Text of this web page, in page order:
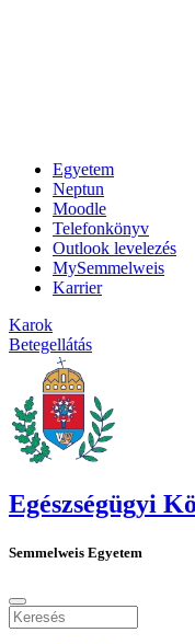
Egyetem
Neptun
Moodle
Telefonkönyv
Outlook levelezés
MySemmelweis
Karrier
Karok
Betegellátás
Egészségügyi
Semmelweis Egyetem